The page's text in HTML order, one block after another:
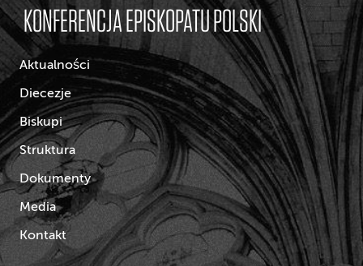
KONFERENCJA EPISKOPATU POLSKI
Aktualności
Diecezje
Biskupi
Struktura
Dokumenty
Media
Kontakt